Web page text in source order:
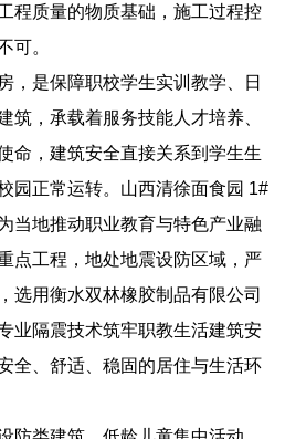
程质量的物质基础，施工过程控
可。
，是保障职校学生实训教学、日
筑，承载着服务技能人才培养、
命，建筑安全直接关系到学生生
园正常运转。山西清徐面食园 1#
当地推动职业教育与特色产业融
点工程，地处地震设防区域，严
选用衡水双林橡胶制品有限公司
业隔震技术筑牢职教生活建筑安
全、舒适、稳固的居住与生活环